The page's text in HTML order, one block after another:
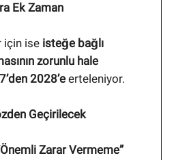
Ek Zaman
için ise isteğe bağlı
zorunlu hale
2028’e erteleniyor.
Geçirilecek
Zarar Vermeme”